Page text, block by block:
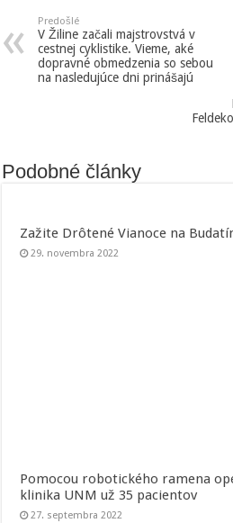
Predošlé
V Žiline začali majstrovstvá v
cestnej cyklistike. Vieme, aké
dopravné obmedzenia so sebou
na nasledujúce dni prinášajú
Podobné články
Zažite Drôtené Vianoce na
29. novembra 2022
Pomocou robotického ramena
klinika UNM už 35 pacientov
27. septembra 2022